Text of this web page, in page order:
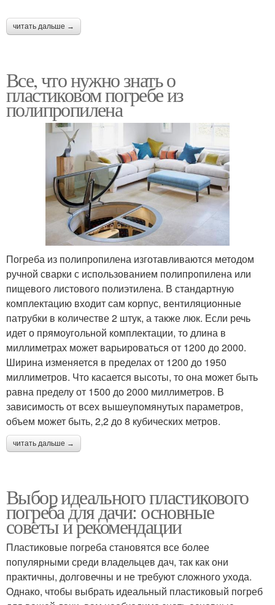
читать дальше →
Все, что нужно знать о
пластиковом погребе из
полипропилена
Погреба из полипропилена изготавливаются методом
ручной сварки с использованием полипропилена или
пищевого листового полиэтилена. В стандартную
комплектацию входит сам корпус, вентиляционные
патрубки в количестве 2 штук, а также люк. Если речь
идет о прямоугольной комплектации, то длина в
миллиметрах может варьироваться от 1200 до 2000.
Ширина изменяется в пределах от 1200 до 1950
миллиметров. Что касается высоты, то она может быть
равна пределу от 1500 до 2000 миллиметров. В
зависимость от всех вышеупомянутых параметров,
объем может быть, 2,2 до 8 кубических метров.
читать дальше →
Выбор идеального пластикового
погреба для дачи: основные
советы и рекомендации
Пластиковые погреба становятся все более
популярными среди владельцев дач, так как они
практичны, долговечны и не требуют сложного ухода.
Однако, чтобы выбрать идеальный пластиковый погреб